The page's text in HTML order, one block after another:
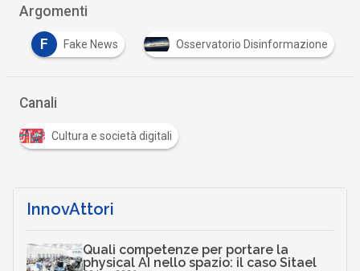
Argomenti
F Fake News Osservatorio Disinformazione
Canali
Cultura e società digitali
InnovAttori
Quali competenze per portare la
physical AI nello spazio: il caso Sitael